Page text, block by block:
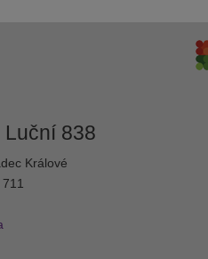
Luční 838
Králové